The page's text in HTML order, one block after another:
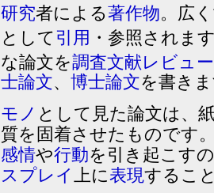
研究者による著作物。 広
と して引用 ・ 参照されま
な論文を調査文献レビュー
士論文、 博士論文を書き
モノ として見た論文は、
質を固着させたものです
感情や行動を引き起こす
スプレイ上に表現するこ